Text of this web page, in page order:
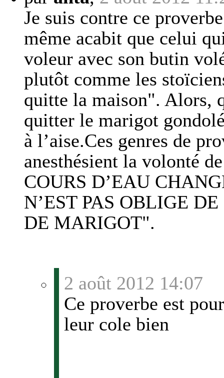
Je suis contre ce
même acabit que celui
voleur avec son butin
plutôt comme les
quitte la maison". Alors,
quitter le marigot
à l’aise.Ces genres de
anesthésient la volonté
COURS D’EAU
N’EST PAS OBLIGE
DE MARIGOT".
2 août 2012 14:07
Ce proverbe est
leur cole bien